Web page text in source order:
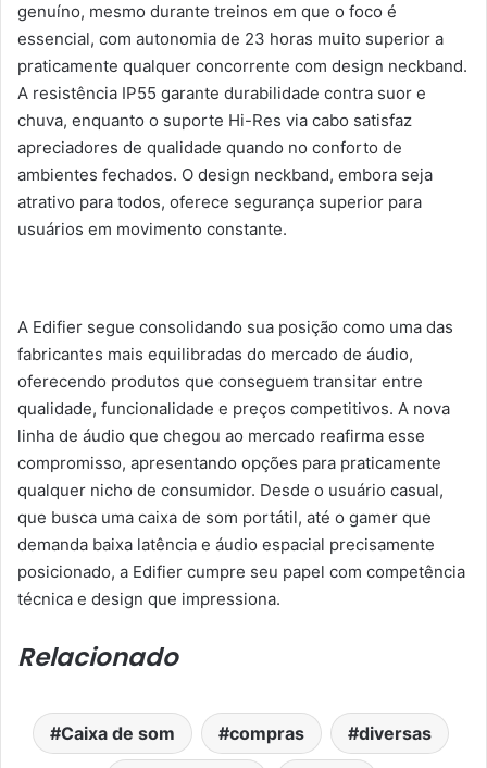
genuíno, mesmo durante treinos em que o foco é
essencial, com autonomia de 23 horas muito superior a
praticamente qualquer concorrente com design neckband.
A resistência IP55 garante durabilidade contra suor e
chuva, enquanto o suporte Hi-Res via cabo satisfaz
apreciadores de qualidade quando no conforto de
ambientes fechados. O design neckband, embora seja
atrativo para todos, oferece segurança superior para
usuários em movimento constante.
A Edifier segue consolidando sua posição como uma das
fabricantes mais equilibradas do mercado de áudio,
oferecendo produtos que conseguem transitar entre
qualidade, funcionalidade e preços competitivos. A nova
linha de áudio que chegou ao mercado reafirma esse
compromisso, apresentando opções para praticamente
qualquer nicho de consumidor. Desde o usuário casual,
que busca uma caixa de som portátil, até o gamer que
demanda baixa latência e áudio espacial precisamente
posicionado, a Edifier cumpre seu papel com competência
técnica e design que impressiona.
Relacionado
Caixa de som compras diversas